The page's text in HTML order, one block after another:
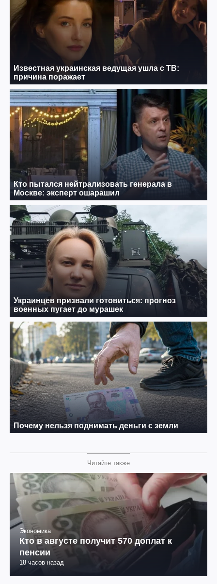
Читайте также
Экономика
Кто в августе получит 570 доплат к
пенсии
18 часов назад